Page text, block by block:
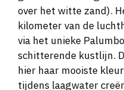
over het witte zand).
kilometer van de
via het unieke
schitterende kustlijn.
hier haar mooiste
tijdens laagwater